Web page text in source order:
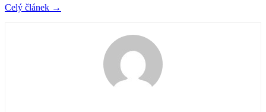
Celý článek →